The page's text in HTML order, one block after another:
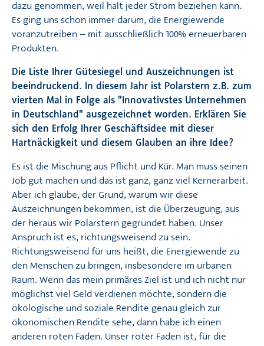
dazu genommen, weil halt jeder Strom beziehen kann.
Es ging uns schon immer darum, die Energiewende
voranzutreiben – mit ausschließlich 100% erneuerbaren
Produkten.
Die Liste Ihrer Gütesiegel und Auszeichnungen ist
beeindruckend. In diesem Jahr ist Polarstern z.B. zum
vierten Mal in Folge als "Innovativstes Unternehmen
in Deutschland" ausgezeichnet worden. Erklären Sie
sich den Erfolg Ihrer Geschäftsidee mit dieser
Hartnäckigkeit und diesem Glauben an ihre Idee?
Es ist die Mischung aus Pflicht und Kür. Man muss seinen
Job gut machen und das ist ganz, ganz viel Kernerarbeit.
Aber ich glaube, der Grund, warum wir diese
Auszeichnungen bekommen, ist die Überzeugung, aus
der heraus wir Polarstern gegründet haben. Unser
Anspruch ist es, richtungsweisend zu sein.
Richtungsweisend für uns heißt, die Energiewende zu
den Menschen zu bringen, insbesondere im urbanen
Raum. Wenn das mein primäres Ziel ist und ich nicht nur
möglichst viel Geld verdienen möchte, sondern die
ökologische und soziale Rendite genau gleich zur
ökonomischen Rendite sehe, dann habe ich einen
anderen roten Faden. Unser roter Faden ist, für die